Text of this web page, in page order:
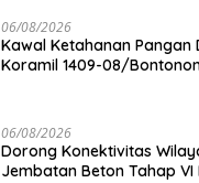
06/08/2026
Kawal Ketahanan Pangan
Koramil 1409-08/
06/08/2026
Dorong Konektivitas
Jembatan Beton Tahap